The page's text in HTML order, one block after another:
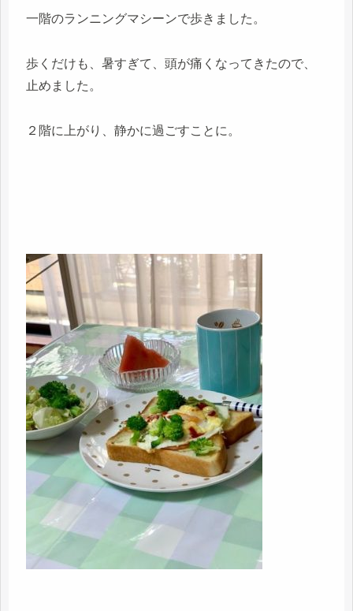
一階のランニングマシーンで歩きました。
歩くだけも、暑すぎて、頭が痛くなってきたので、
止めました。
２階に上がり、静かに過ごすことに。